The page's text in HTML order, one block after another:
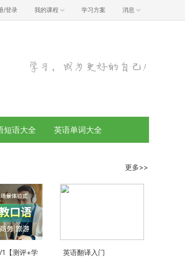
/登录 我的课程 学习方案 消息
短语大全 英语单词大全
更多>>
【测评+学
英语翻译入门